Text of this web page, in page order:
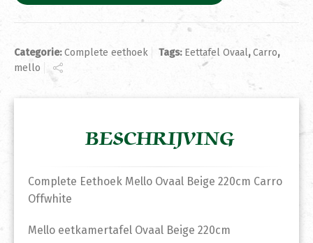
Categorie:Complete eethoek Tags: Eettafel Ovaal,Carro,
mello
BESCHRIJVING
Complete Eethoek Mello Ovaal Beige 220cm Carro
Offwhite
Mello eetkamertafel Ovaal Beige 220cm